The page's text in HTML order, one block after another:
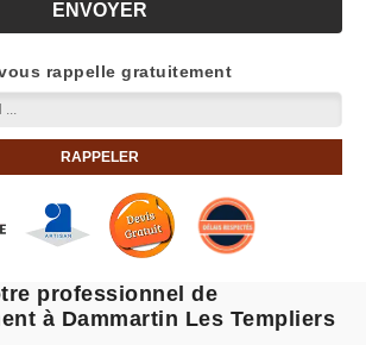
rappelle gratuitement
professionnel de
à Dammartin Les Templiers